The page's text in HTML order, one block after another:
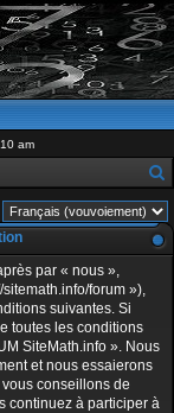
am
e
c
h
par « nous »,
forum »),
suivantes. Si
toutes les conditions
SiteMath.info ». Nous
et nous essaierons
conseillons de
continuez à participer à